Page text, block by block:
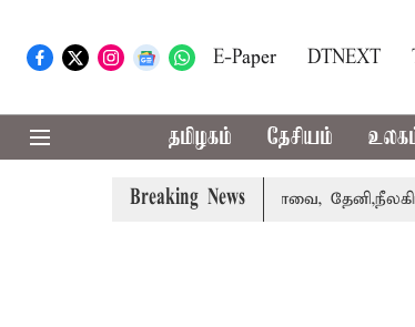
E-Paper DTNEXT
தமிழகம் தேசியம்
Breaking News
பெற்றார் சங்கீதா கோவை, தேனி,நீலகிரி